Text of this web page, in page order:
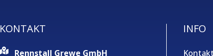
KONTAKT
Rennstall Grewe GmbH
INFO
Kontakt